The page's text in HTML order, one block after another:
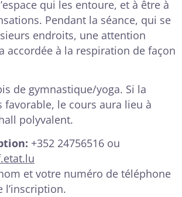
qui les entoure, et à être à
Pendant la séance, qui se
endroits, une attention
accordée à la respiration de façon
de gymnastique/yoga. Si la
favorable, le cours aura lieu à
polyvalent.
+352 24756516 ou
et votre numéro de téléphone
l’inscription.